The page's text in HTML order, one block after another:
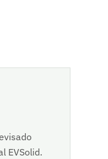
EVSolid.